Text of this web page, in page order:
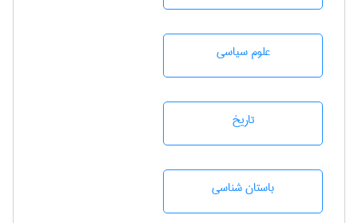
علوم سياسی
تاريخ
باستان شناسی